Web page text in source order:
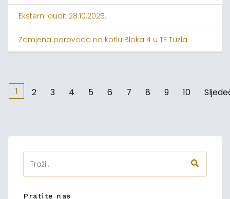
Eksterni audit 28.10.2025.
Zamjena parovoda na kotlu Bloka 4 u TE Tuzla
1 2 3 4 5 6 7 8 9 10
Pratite nas